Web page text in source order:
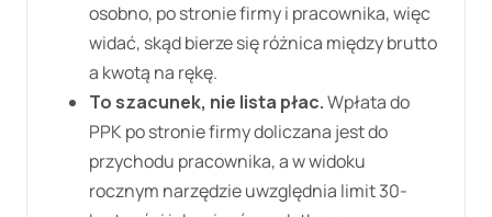
osobno, po stronie firmy i pracownika, więc
widać, skąd bierze się różnica między brutto
a kwotą na rękę.
To szacunek, nie lista płac.Wpłata do
PPK po stronie firmy doliczana jest do
przychodu pracownika, a w widoku
rocznym narzędzie uwzględnia limit 30-